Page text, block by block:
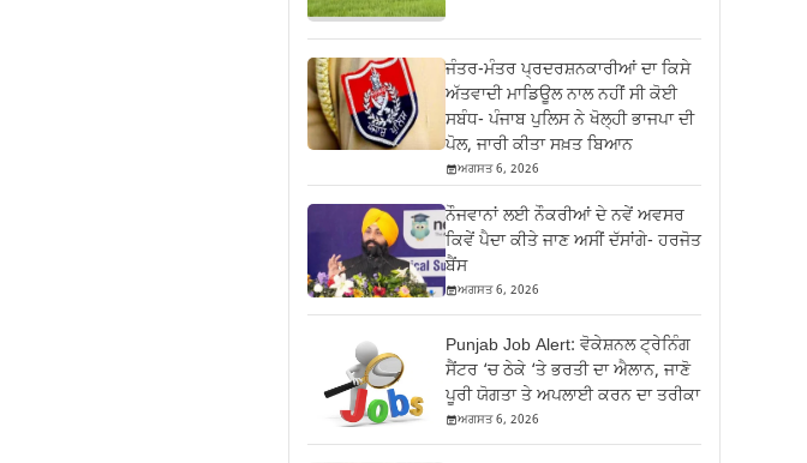
ਜੰਤਰ-ਮੰਤਰ ਪ੍ਰਦਰਸ਼ਨਕਾਰੀਆਂ ਦਾ ਕਿਸੇ
ਅੱਤਵਾਦੀ ਮਾਡਿਊਲ ਨਾਲ ਨਹੀਂ ਸੀ ਕੋਈ
ਸਬੰਧ- ਪੰਜਾਬ ਪੁਲਿਸ ਨੇ ਖੋਲ੍ਹੀ ਭਾਜਪਾ ਦੀ
ਪੋਲ, ਜਾਰੀ ਕੀਤਾ ਸਖ਼ਤ ਬਿਆਨ
ਅਗਸਤ 6, 2026
ਨੌਜਵਾਨਾਂ ਲਈ ਨੌਕਰੀਆਂ ਦੇ ਨਵੇਂ ਅਵਸਰ
ਕਿਵੇਂ ਪੈਦਾ ਕੀਤੇ ਜਾਣ ਅਸੀਂ ਦੱਸਾਂਗੇ- ਹਰਜੋਤ
ਬੈਂਸ
ਅਗਸਤ 6, 2026
Punjab Job Alert: ਵੋਕੇਸ਼ਨਲ ਟ੍ਰੇਨਿੰਗ
ਸੈਂਟਰ ‘ਚ ਠੇਕੇ ‘ਤੇ ਭਰਤੀ ਦਾ ਐਲਾਨ, ਜਾਣੋ
ਪੂਰੀ ਯੋਗਤਾ ਤੇ ਅਪਲਾਈ ਕਰਨ ਦਾ ਤਰੀਕਾ
ਅਗਸਤ 6, 2026